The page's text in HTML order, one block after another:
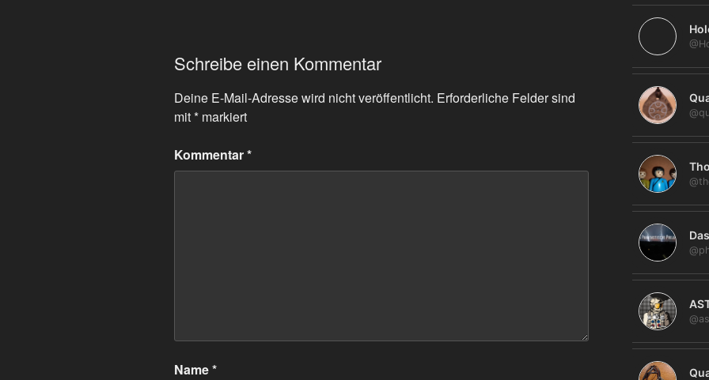
Schreibe einen Kommentar
Deine E-Mail-Adresse wird nicht veröffentlicht. Erforderliche Felder sind
mit* markiert
Kommentar*
Name*